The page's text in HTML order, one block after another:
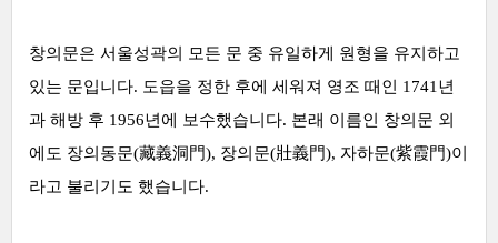
창의문은 서울성곽의 모든 문 중 유일하게 원형을 유지하고
있는 문입니다. 도읍을 정한 후에 세워져 영조 때인 1741년
과 해방 후 1956년에 보수했습니다. 본래 이름인 창의문 외
에도 장의동문(藏義洞門), 장의문(壯義門), 자하문(紫霞門)이
라고 불리기도 했습니다.